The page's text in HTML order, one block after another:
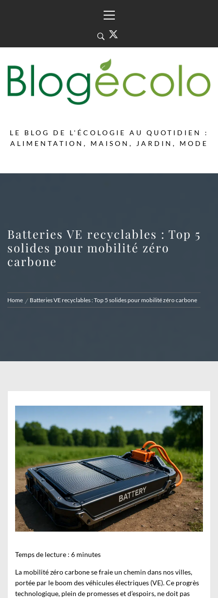
Menu
LE BLOG DE L'ÉCOLOGIE AU QUOTIDIEN :
ALIMENTATION, MAISON, JARDIN, MODE
Batteries VE recyclables : Top 5
solides pour mobilité zéro
carbone
Home Batteries VE recyclables : Top 5 solides pour mobilité zéro carbone
Temps de lecture : 6 minutes
La mobilité zéro carbone se fraie un chemin dans nos villes,
portée par le boom des véhicules électriques (VE). Ce progrès
technologique, plein de promesses et d’espoirs, ne doit pas